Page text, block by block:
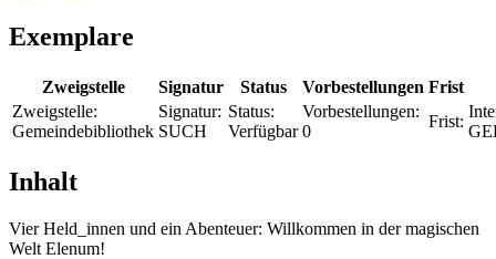
Exemplare
Zweigstelle Signatur Status Vorbestellungen Frist
Zweigstelle:
Gemeindebibliothek
Signatur:
SUCH
Status:
Verfügbar
Vorbestellungen:
0
Frist:
Inhalt
Vier Held_innen und ein Abenteuer: Willkommen in der magischen
Welt Elenum!